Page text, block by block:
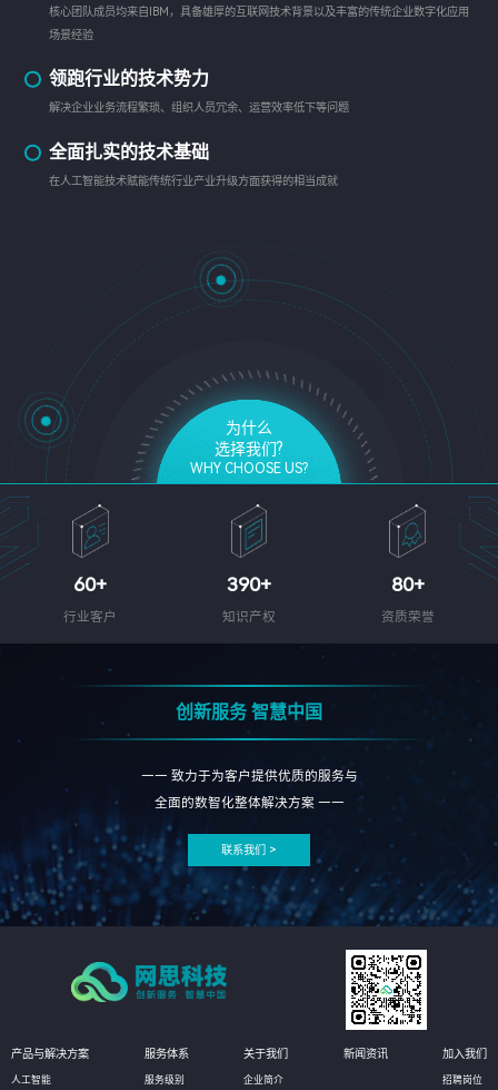
核心团队成员均来自IBM，具备雄厚的互联网技术背景以及丰富的传统企业数字化应用
场景经验
领跑行业的技术势力
解决企业业务流程繁琐、组织人员冗余、运营效率低下等问题
全面扎实的技术基础
在人工智能技术赋能传统行业产业升级方面获得的相当成就
为什么
选择我们?
WHY CHOOSE US?
60+
行业客户
390+
知识产权
80+
资质荣誉
创新服务 智慧中国
—— 致力于为客户提供优质的服务与
全面的数智化整体解决方案 ——
联系我们 >
产品与解决方案
人工智能
服务体系
服务级别
关于我们
企业简介
新闻资讯 加入我们
招聘岗位